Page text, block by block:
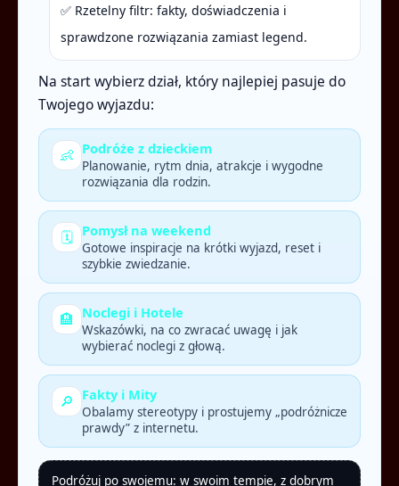
✅ Rzetelny filtr: fakty, doświadczenia i
sprawdzone rozwiązania zamiast legend.
Na start wybierz dział, który najlepiej pasuje do
Twojego wyjazdu:
👶 Podróże z dzieckiem
Planowanie, rytm dnia, atrakcje i wygodne
rozwiązania dla rodzin.
🗓️ Pomysł na weekend
Gotowe inspiracje na krótki wyjazd, reset i
szybkie zwiedzanie.
🏨 Noclegi i Hotele
Wskazówki, na co zwracać uwagę i jak
wybierać noclegi z głową.
🔎 Fakty i Mity
Obalamy stereotypy i prostujemy „podróżnicze
prawdy” z internetu.
Podróżuj po swojemu: w swoim tempie, z dobrym